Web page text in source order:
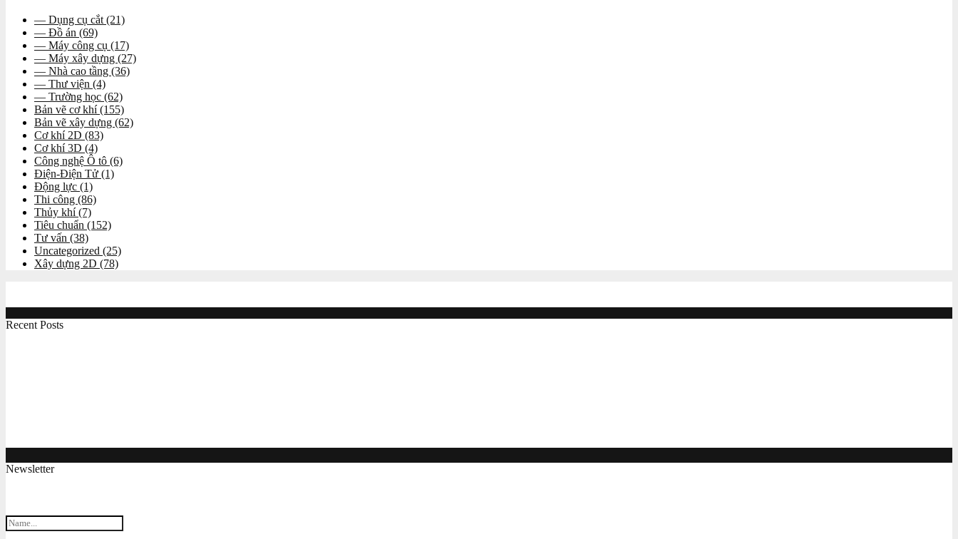
— Dụng cụ cắt (21)
— Đồ án (69)
— Máy công cụ (17)
— Máy xây dựng (27)
— Nhà cao tầng (36)
— Thư viện (4)
— Trường học (62)
Bản vẽ cơ khí(155)
Bản vẽ xây dựng (62)
Cơ khí 2D (83)
Cơ khí 3D (4)
Công nghệ Ô tô (6)
Điện-Điện Tử (1)
Động lực (1)
Thi công (86)
Thủy khí(7)
Tiêu chuẩn (152)
Tư vấn (38)
Uncategorized (25)
Xây dựng 2D (78)
Recent Posts
Newsletter